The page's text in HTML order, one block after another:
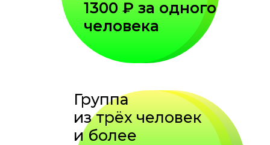
1300 ₽ за одного
человека
Группа
из трёх человек
и более